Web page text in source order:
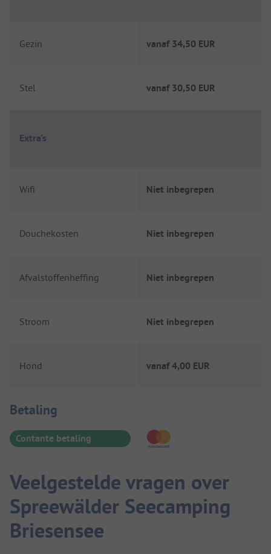
Gezin vanaf 34,50 EUR
Stel vanaf 30,50 EUR
Extra's
Wifi Niet inbegrepen
Douchekosten Niet inbegrepen
Afvalstoffenheffing Niet inbegrepen
Stroom Niet inbegrepen
Hond vanaf4,00 EUR
Betaalinformatie
Betaling
Contante betaling
Veelgestelde vragen over
Spreewälder Seecamping
Briesensee